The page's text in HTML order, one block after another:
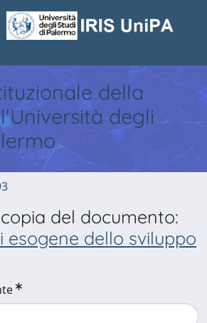
della
degli
del documento:
esogene dello sviluppo